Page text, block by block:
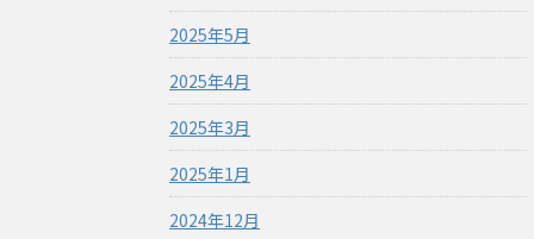
2025年5月
2025年4月
2025年3月
2025年1月
2024年12月